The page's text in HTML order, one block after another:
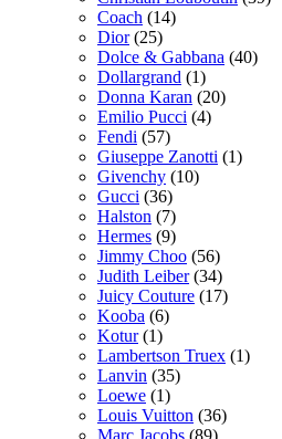
Coach (14)
Dior(25)
Dolce & Gabbana (40)
Dollargrand (1)
Donna Karan (20)
Emilio Pucci (4)
Fendi (57)
Giuseppe Zanotti (1)
Givenchy (10)
Gucci (36)
Halston (7)
Hermes (9)
Jimmy Choo (56)
Judith Leiber(34)
Juicy Couture (17)
Kooba (6)
Kotur(1)
Lambertson Truex (1)
Lanvin (35)
Loewe (1)
Louis Vuitton (36)
Marc Jacobs (89)